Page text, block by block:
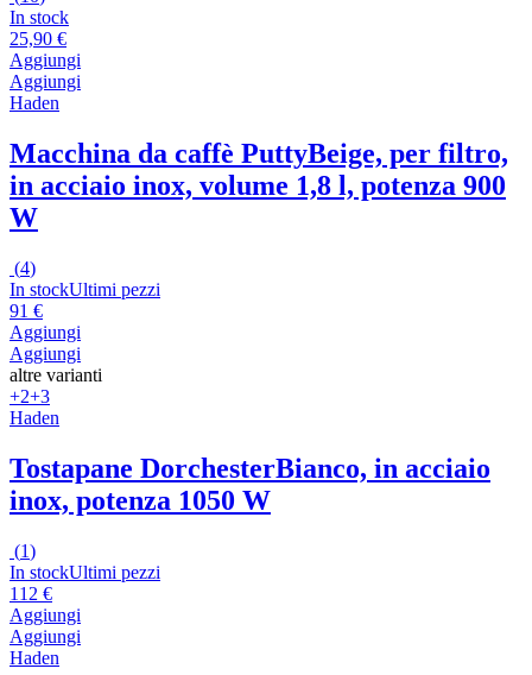
In stock
25,90 €
Aggiungi
Aggiungi
Haden
Macchina da caffè PuttyBeige, per filtro,
in acciaio inox, volume 1,8 l, potenza 900
W
(4)
In stockUltimi pezzi
91 €
Aggiungi
Aggiungi
altre varianti
+2+3
Haden
Tostapane DorchesterBianco, in acciaio
inox, potenza 1050 W
(1)
In stockUltimi pezzi
112 €
Aggiungi
Aggiungi
Haden